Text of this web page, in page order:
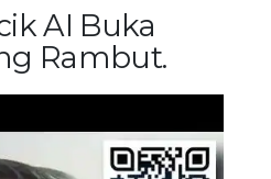
AI Buka
Rambut.